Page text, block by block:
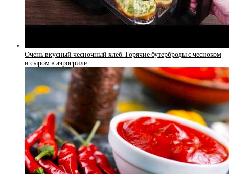
Очень вкусный чесночный хлеб. Горячие бутерброды с чесноком
и сыром в аэрогриле